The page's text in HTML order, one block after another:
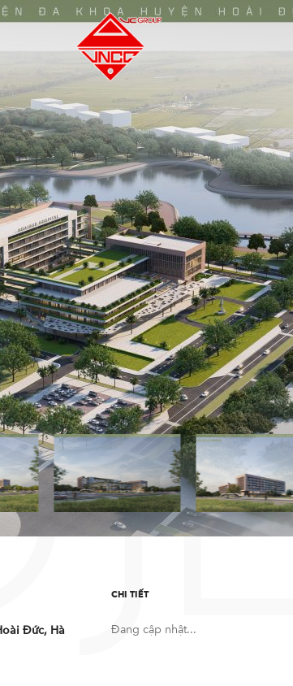
Đức, Hà
CHI TIẾT
Đang cập nhật...